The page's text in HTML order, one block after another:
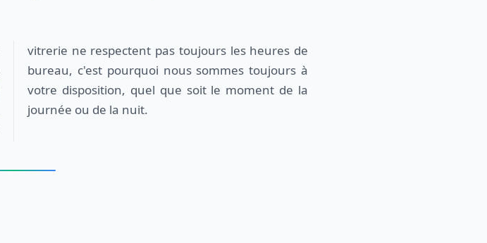
vitrerie ne respectent pas toujours les heures de
bureau, c'est pourquoi nous sommes toujours à
votre disposition, quel que soit le moment de la
journée ou de la nuit.